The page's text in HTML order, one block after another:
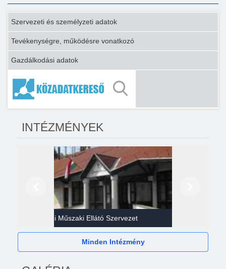
Szervezeti és személyzeti adatok
Tevékenységre, működésre vonatkozó
Gazdálkodási adatok
INTÉZMÉNYEK
Gazdasági Műszaki Ellátó Szervezet
Minden Intézmény